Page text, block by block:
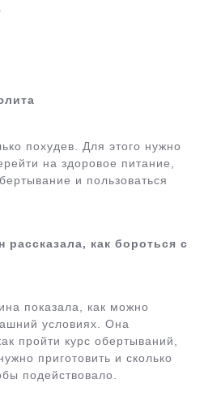
похудев. Для этого нужно
на здоровое питание,
и пользоваться
рассказала, как бороться с
показала, как можно
условиях. Она
пройти курс обертываний,
приготовить и сколько
подействовало.